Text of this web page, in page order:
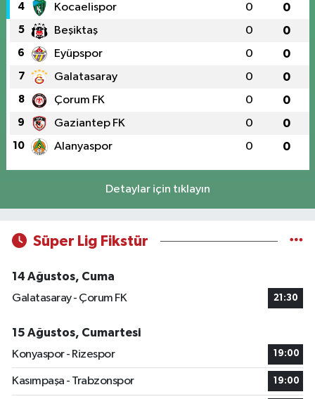
4 Kocaelispor 0 0
5 Beşiktaş 0 0
6 Eyüpspor 0 0
7 Galatasaray 0 0
8 Çorum FK 0 0
9 Gaziantep FK 0 0
10 Alanyaspor 0 0
Detaylar için tıklayın
Süper Lig Fikstür
14 Ağustos, Cuma
Galatasaray - Çorum FK
21:30
15 Ağustos, Cumartesi
Konyaspor - Rizespor
19:00
Kasımpaşa - Trabzonspor 19:00